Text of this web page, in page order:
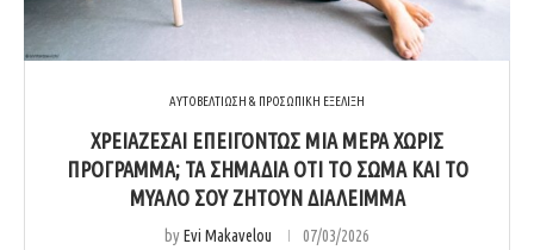
ΑΥΤΟΒΕΛΤΙΩΣΗ & ΠΡΟΣΩΠΙΚΗ ΕΞΕΛΙΞΗ
ΧΡΕΙΆΖΕΣΑΙ ΕΠΕΙΓΌΝΤΩΣ ΜΙΑ ΜΈΡΑ ΧΩΡΊΣ
ΠΡΌΓΡΑΜΜΑ; ΤΑ ΣΗΜΆΔΙΑ ΌΤΙ ΤΟ ΣΏΜΑ ΚΑΙ ΤΟ
ΜΥΑΛΌ ΣΟΥ ΖΗΤΟΎΝ ΔΙΆΛΕΙΜΜΑ
byEvi Makavelou 07/03/2026